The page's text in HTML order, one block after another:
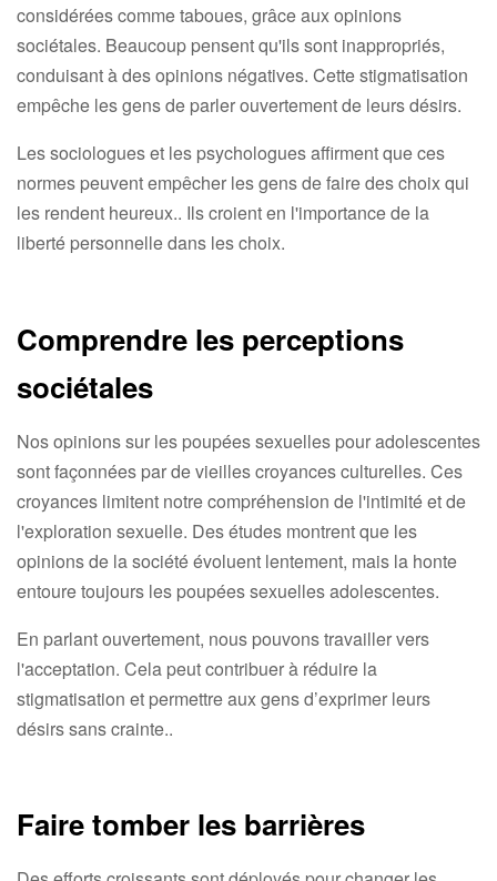
considérées comme taboues, grâce aux opinions
sociétales. Beaucoup pensent qu'ils sont inappropriés,
conduisant à des opinions négatives. Cette stigmatisation
empêche les gens de parler ouvertement de leurs désirs.
Les sociologues et les psychologues affirment que ces
normes peuvent empêcher les gens de faire des choix qui
les rendent heureux.. Ils croient en l'importance de la
liberté personnelle dans les choix.
Comprendre les perceptions
sociétales
Nos opinions sur les poupées sexuelles pour adolescentes
sont façonnées par de vieilles croyances culturelles. Ces
croyances limitent notre compréhension de l'intimité et de
l'exploration sexuelle. Des études montrent que les
opinions de la société évoluent lentement, mais la honte
entoure toujours les poupées sexuelles adolescentes.
En parlant ouvertement, nous pouvons travailler vers
l'acceptation. Cela peut contribuer à réduire la
stigmatisation et permettre aux gens d’exprimer leurs
désirs sans crainte..
Faire tomber les barrières